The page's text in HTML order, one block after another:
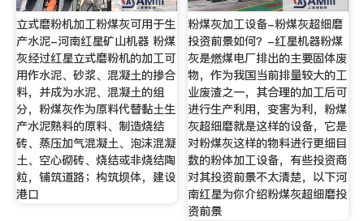
立式磨粉机加工粉煤灰可用于生
产水泥-河南红星矿山机器 粉煤
灰经过红星立式磨粉机的加工可
用作水泥、砂浆、混凝土的掺合
料，并成为水泥、混凝土的组
分，粉煤灰作为原料代替黏土生
产水泥熟料的原料、制造烧结
砖、蒸压加气混凝土、泡沫混凝
土、空心砌砖、烧结或非烧结陶
粒，铺筑道路；构筑坝体，建设
港口
粉煤灰加工设备-粉煤灰超细磨
投资前景如何？-红星机器粉煤
灰是燃煤电厂排出的主要固体废
物，作为我国当前排量较大的工
业废渣之一，其合理的加工后可
进行生产利用，变害为利，粉煤
灰超细磨就是这样的设备，它是
对粉煤灰这样的物料进行更细目
数的粉体加工设备，有些投资商
对其投资前景不太清楚，以下河
南红星为你介绍粉煤灰超细磨投
资前景